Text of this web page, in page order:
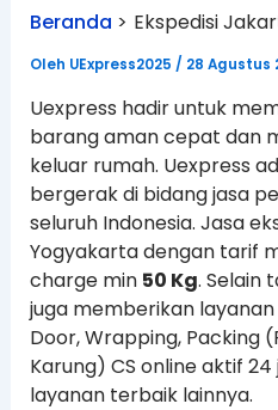
Beranda Ekspedisi
Oleh UExpress2025 / 28 Agustus
Uexpress hadir untuk
barang aman cepat dan
keluar rumah. Uexpress
bergerak di bidang jasa
seluruh Indonesia. Jasa
Yogyakarta dengan tarif
charge min 50 Kg. Selain
juga memberikan
Door, Wrapping, Packing
Karung) CS online aktif
layanan terbaik lainnya.